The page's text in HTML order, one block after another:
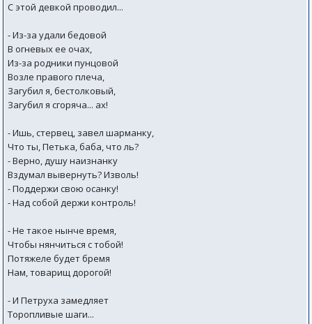
С этой девкой проводил...
- Из-за удали бедовой
В огневых ее очах,
Из-за родники пунцовой
Возле правого плеча,
Загубил я, бестолковый,
Загубил я сгоряча... ах!
- Ишь, стервец, завел шарманку,
Что ты, Петька, баба, что ль?
- Верно, душу наизнанку
Вздумал вывернуть? Изволь!
- Поддержи свою осанку!
- Над собой держи контроль!
- Не такое нынче время,
Чтобы нянчиться с тобой!
Потяжеле будет бремя
Нам, товарищ дорогой!
- И Петруха замедляет
Торопливые шаги...